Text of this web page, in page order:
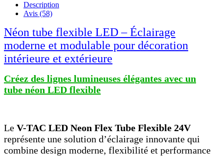
Description
Avis (58)
Néon tube flexible LED – Éclairage
moderne et modulable pour décoration
intérieure et extérieure
Créez des lignes lumineuses élégantes avec un
tube néon LED flexible
Le V-TAC LED Neon Flex Tube Flexible 24V
représente une solution d’éclairage innovante qui
combine design moderne, flexibilité et performance